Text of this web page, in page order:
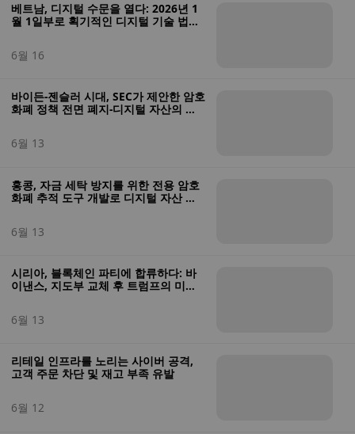
베트남, 디지털 수문을 열다: 2026년 1
월 1일부로 획기적인 디지털 기술 법으
6월 16
바이든-젠슬러 시대, SEC가 제안한 암호
화폐 정책 전면 폐지-디지털 자산의 새
6월 13
홍콩, 자금 세탁 방지를 위한 전용 암호
화폐 추적 도구 개발로 디지털 자산 감
6월 13
시리아, 블록체인 파티에 합류하다: 바
이낸스, 지도부 교체 후 트럼프의 미국
6월 13
리테일 인프라를 노리는 사이버 공격,
고객 주문 차단 및 재고 부족 유발
6월 12